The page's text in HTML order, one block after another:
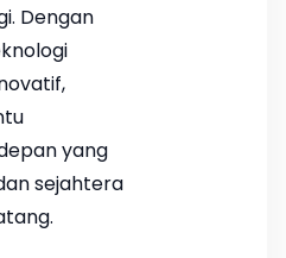
Dengan
yang
sejahtera